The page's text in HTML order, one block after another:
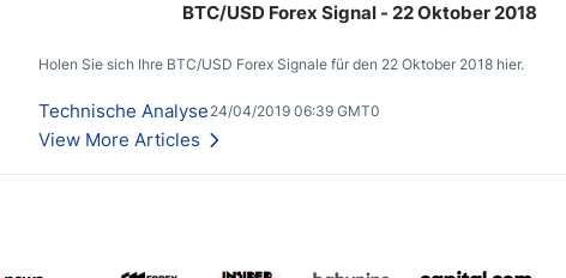
BTC/USD Forex Signal - 22 Oktober 2018
Holen Sie sich Ihre BTC/USD Forex Signale für den 22 Oktober 2018 hier.
Technische Analyse 24/04/2019 06:39 GMT0
View More Articles